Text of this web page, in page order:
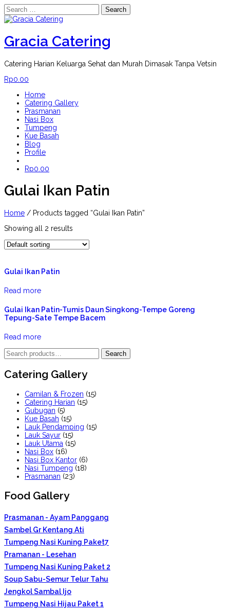
Search
for:
Skip
content
Gracia Catering
Catering Harian Keluarga Sehat dan Murah Dimasak Tanpa Vetsin
Rp0.00
Home
Catering Gallery
Prasmanan
Nasi Box
Tumpeng
Kue Basah
Blog
Profile
Rp0.00
Gulai Ikan Patin
Home / Products tagged “Gulai Ikan Patin”
Showing all 2 results
Gulai Ikan Patin
Read more
Gulai Ikan Patin-Tumis Daun Singkong-Tempe Goreng
Tepung-Sate Tempe Bacem
Read more
Search
for:
Search
Catering Gallery
Camilan & Frozen (15)
Catering Harian (15)
Gubugan (5)
Kue Basah (15)
Lauk Pendamping (15)
Lauk Sayur (15)
Lauk Utama (15)
Nasi Box (16)
Nasi Box Kantor (6)
Nasi Tumpeng (18)
Prasmanan (23)
Food Gallery
Prasmanan - Ayam Panggang
Sambel Gr Kentang Ati
Tumpeng Nasi Kuning Paket7
Pramanan - Lesehan
Tumpeng Nasi Kuning Paket 2
Soup Sabu-Semur Telur Tahu
Jengkol Sambal Ijo
Tumpeng Nasi Hijau Paket 1